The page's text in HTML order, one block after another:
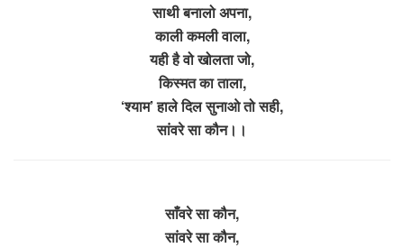
साथी बनालो अपना,
काली कमली वाला,
यही है वो खोलता जो,
किस्मत का ताला,
‘श्याम’ हाले दिल सुनाओ तो सही,
सांवरे सा कौन।।
साँवरे सा कौन,
सांवरे सा कौन,